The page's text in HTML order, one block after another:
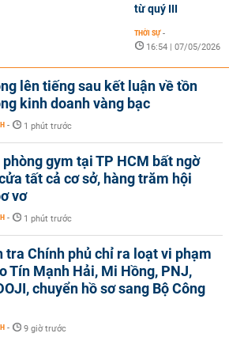
từ quý III
THỜI SỰ -
16:54 | 07/05/2026
lên tiếng sau kết luận về tồn
kinh doanh vàng bạc
- 1 phút trước
gym tại TP HCM bất ngờ
tất cả cơ sở, hàng trăm hội
vơ
- 1 phút trước
tra Chính phủ chỉ ra loạt vi phạm
Tín Mạnh Hải, Mi Hồng, PNJ,
chuyển hồ sơ sang Bộ Công
- 9 giờ trước